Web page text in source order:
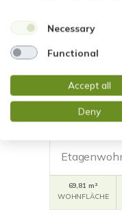
255.000,- €
69,81 m²
WOHNFLÄCHE
Necessary
Functional
Accept all
Deny